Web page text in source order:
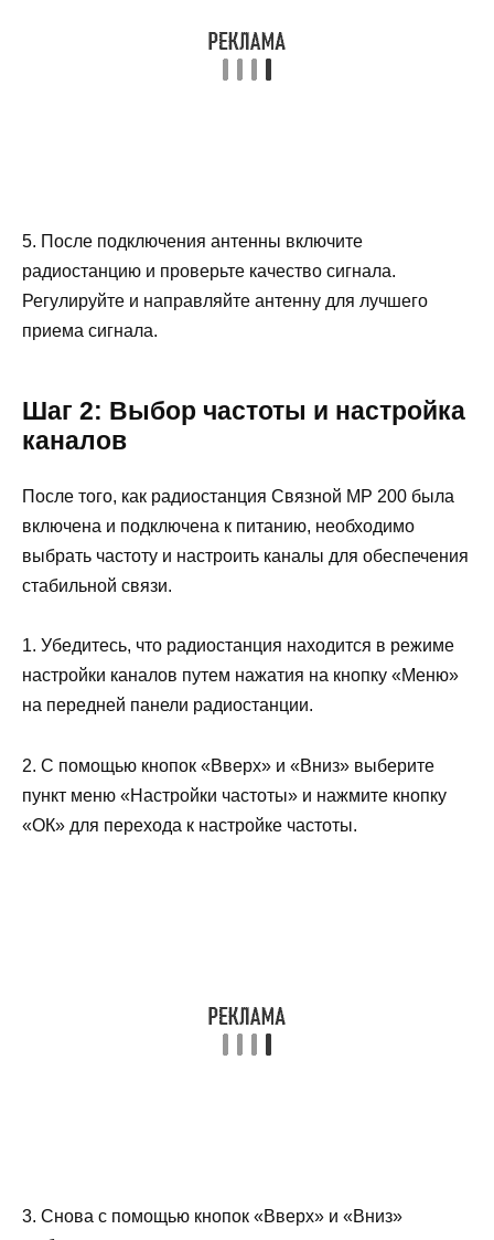
5. После подключения антенны включите
радиостанцию и проверьте качество сигнала.
Регулируйте и направляйте антенну для лучшего
приема сигнала.
Шаг 2: Выбор частоты и настройка
каналов
После того, как радиостанция Связной МР 200 была
включена и подключена к питанию, необходимо
выбрать частоту и настроить каналы для обеспечения
стабильной связи.
1. Убедитесь, что радиостанция находится в режиме
настройки каналов путем нажатия на кнопку «Меню»
на передней панели радиостанции.
2. С помощью кнопок «Вверх» и «Вниз» выберите
пункт меню «Настройки частоты» и нажмите кнопку
«ОК» для перехода к настройке частоты.
3. Снова с помощью кнопок «Вверх» и «Вниз»